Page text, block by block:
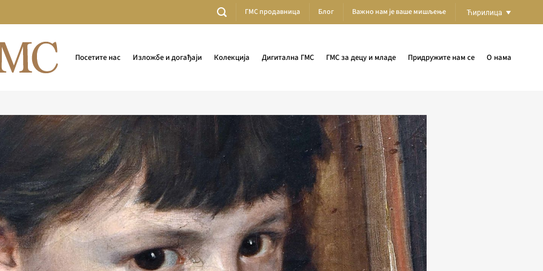
ГМС продавница Блог Важно нам је ваше мишљење Ћирилица
Посетите нас Изложбе и догађаји Колекција Дигитална ГМС ГМС за децу и младе Придружите нам се О нама